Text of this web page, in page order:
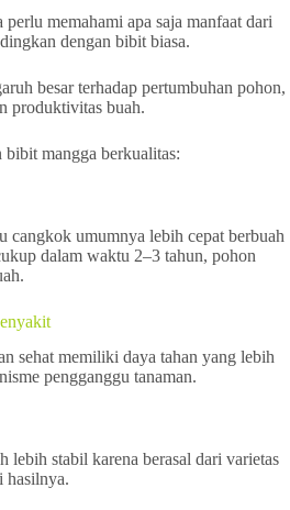
memahami apa saja manfaat dari
dengan bibit biasa.
besar terhadap pertumbuhan pohon,
produktivitas buah.
mangga berkualitas:
cangkok umumnya lebih cepat berbuah
dalam waktu 2–3 tahun, pohon
sehat memiliki daya tahan yang lebih
pengganggu tanaman.
lebih stabil karena berasal dari varietas
hasilnya.